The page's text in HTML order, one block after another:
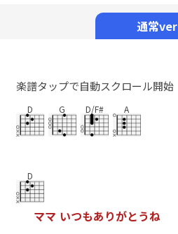
通常ver
楽譜タップで自動スクロール開始
D G D/F# A
D
ママ いつもあ りがとうね